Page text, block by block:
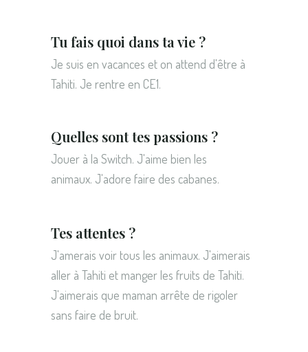
Tu fais quoi dans ta vie ?
Je suis en vacances et on attend d'être à
Tahiti. Je rentre en CE1.
Quelles sont tes passions ?
Jouer à la Switch. J'aime bien les
animaux. J'adore faire des cabanes.
Tes attentes ?
J'amerais voir tous les animaux. J'aimerais
aller à Tahiti et manger les fruits de Tahiti.
J'aimerais que maman arrête de rigoler
sans faire de bruit.